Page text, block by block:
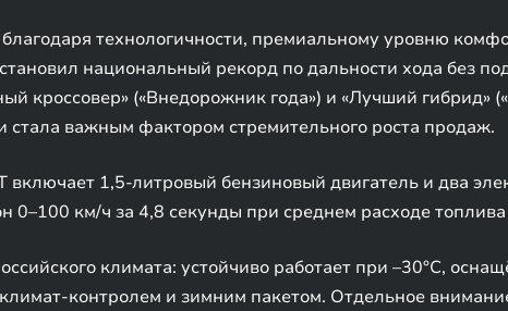
технологичности, премиальному уровню
национальный рекорд по дальности хода без
кроссовер» («Внедорожник года») и «Лучший гибрид»
стала важным фактором стремительного роста продаж.
включает 1,5-литровый бензиновый двигатель и два
0–100 км/ч за 4,8 секунды при среднем расходе
климата: устойчиво работает при –30°C,
контролем и зимним пакетом. Отдельное